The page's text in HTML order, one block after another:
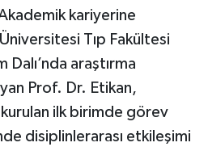
kariyerine
Tıp Fakültesi
araştırma
Prof. Dr. Etikan,
ilk birimde görev
disiplinlerarası etkileşimi